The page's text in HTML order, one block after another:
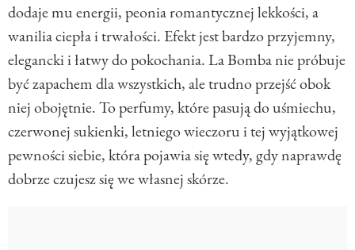
dodaje mu energii, peonia romantycznej lekkości, a
wanilia ciepła i trwałości. Efekt jest bardzo przyjemny,
elegancki i łatwy do pokochania. La Bomba nie próbuje
być zapachem dla wszystkich, ale trudno przejść obok
niej obojętnie. To perfumy, które pasują do uśmiechu,
czerwonej sukienki, letniego wieczoru i tej wyjątkowej
pewności siebie, która pojawia się wtedy, gdy naprawdę
dobrze czujesz się we własnej skórze.